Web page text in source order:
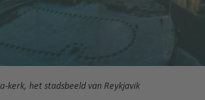
kerk, het stadsbeeld van Reykjavik